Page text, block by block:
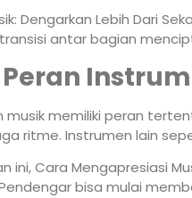
Dengarkan Lebih Dari
antar bagian
memiliki peran
ritme. Instrumen lain
ini, Cara Mengapresiasi
bisa mulai